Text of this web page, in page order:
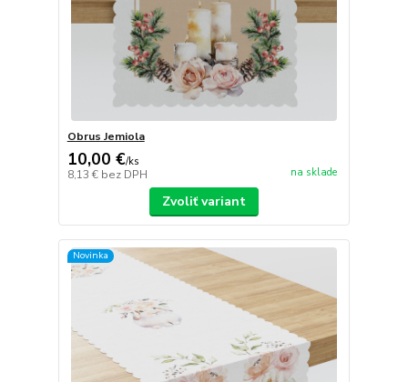
Obrus Jemiola
10,00 €/ks
8,13 € bez DPH na sklade
Zvoliť variant
Novinka